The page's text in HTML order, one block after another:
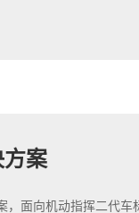
方案
，面向机动指挥二代